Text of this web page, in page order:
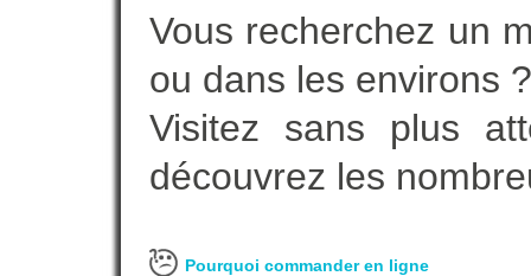
Vous recherchez un
ou dans les environs ?
Visitez sans plus
découvrez les
Pourquoi commander en ligne